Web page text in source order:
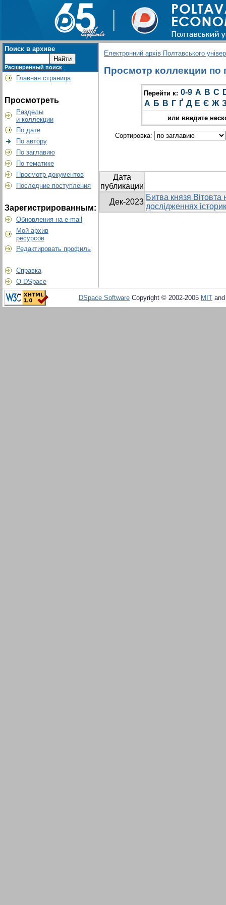
Поиск в архиве
Расширенный поиск
Главная страница
Просмотреть
Разделы
и коллекции
По дате
По автору
По заглавию
По тематике
Просмотр документов
Последние поступления
Зарегистрированным:
Обновления на e-mail
Мой архив
ресурсов
Редактировать профиль
Справка
О DSpace
Електронний архів Полтавського
Просмотр коллекции по
Перейти к: 0-9 A B C
А Б В Г Ґ Д Е Є Ж
или введите
Сортировка:
Дата
публикации
Дек-2023
Битва князя Вітовта
дослідженнях
DSpace Software Copyright © 2002-2005 MIT